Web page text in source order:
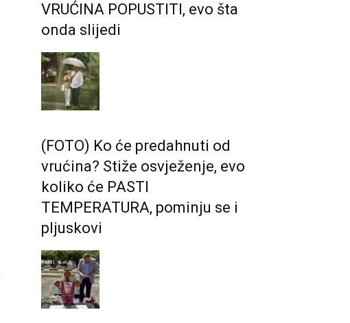
VRUĆINA POPUSTITI, evo šta
onda slijedi
(FOTO) Ko će predahnuti od
vrućina? Stiže osvježenje, evo
koliko će PASTI
TEMPERATURA, pominju se i
pljuskovi